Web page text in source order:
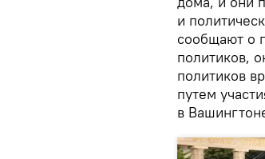
и
сообщают о
политиков,
политиков
путем
в